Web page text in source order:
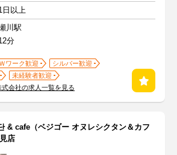
日以上
川駅
分
ワーク歓迎
シルバー歓迎
未経験者歓迎
会社の求人一覧を見る
& cafe（ベジゴー オヌレシクタン＆カフ
店